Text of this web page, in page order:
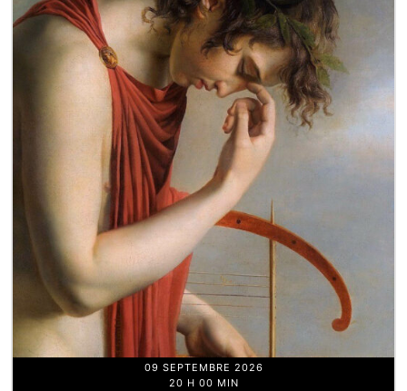
09 SEPTEMBRE 2026
20 H 00 MIN